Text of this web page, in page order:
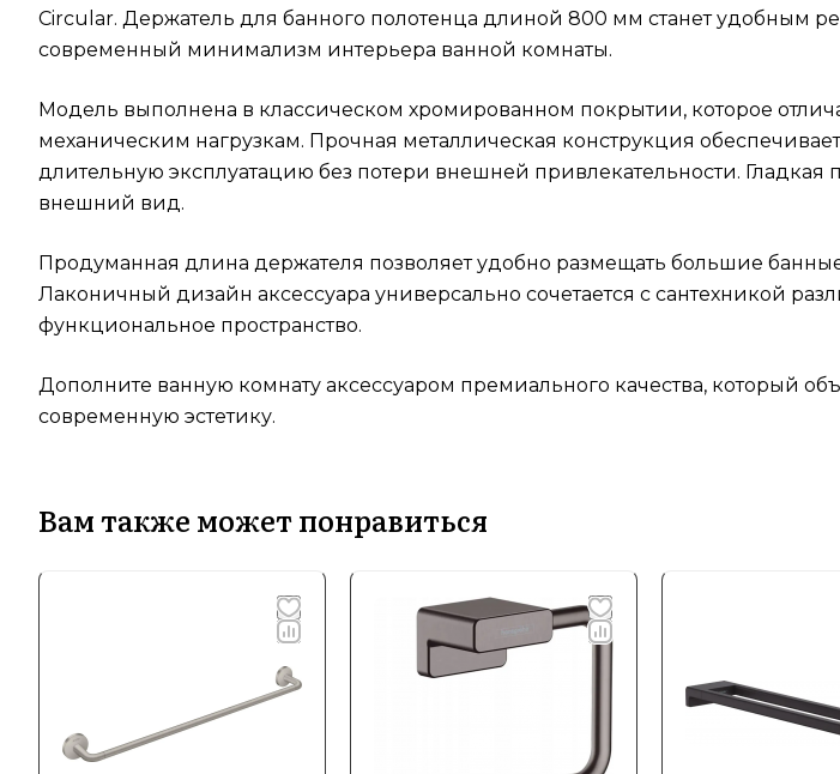
Circular. Держатель для банного полотенца длиной 800 мм станет удобным
современный минимализм интерьера ванной комнаты.
Модель выполнена в классическом хромированном покрытии, которое
механическим нагрузкам. Прочная металлическая конструкция
длительную эксплуатацию без потери внешней привлекательности. Гладкая
внешний вид.
Продуманная длина держателя позволяет удобно размещать большие
Лаконичный дизайн аксессуара универсально сочетается с сантехникой
функциональное пространство.
Дополните ванную комнату аксессуаром премиального качества, который
современную эстетику.
Вам также может понравиться